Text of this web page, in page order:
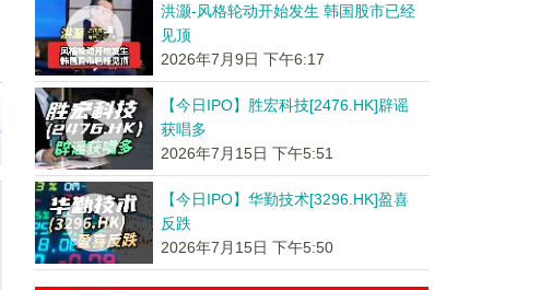
洪灏-风格轮动开始发生 韩国股市已经
见顶
2026年7月9日 下午6:17
【今日IPO】胜宏科技[2476.HK]辟谣
获唱多
2026年7月15日 下午5:51
【今日IPO】华勤技术[3296.HK]盈喜
反跌
2026年7月15日 下午5:50